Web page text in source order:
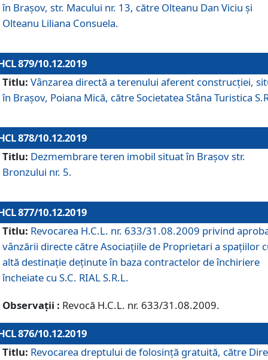
în Brașov, str. Macului nr. 13, către Olteanu Dan Viciu și
Olteanu Liliana Consuela.
879/10.12.2019
Titlu: Vânzarea directă a terenului aferent construcției,
în Brașov, Poiana Mică, către Societatea Stâna Turistica
878/10.12.2019
Titlu: Dezmembrare teren imobil situat în Brașov str.
Bronzului nr. 5.
877/10.12.2019
Titlu: Revocarea H.C.L. nr. 633/31.08.2009 privind
vânzării directe către Asociațiile de Proprietari a spațiilor
altă destinație deținute în baza contractelor de închiriere
încheiate cu S.C. RIAL S.R.L.
Observații : Revocă H.C.L. nr. 633/31.08.2009.
876/10.12.2019
Titlu: Revocarea dreptului de folosinţă gratuită, către